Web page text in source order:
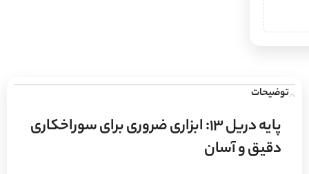
توضیحات
پایه دریل 13: ابزاری ضروری برای سوراخکاری
دقیق و آسان